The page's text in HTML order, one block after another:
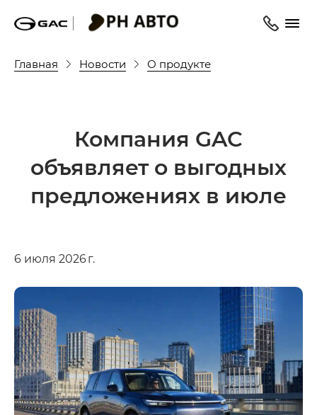
Главная Новости О продукте
Компания GAC
объявляет о выгодных
предложениях в июле
6 июля 2026 г.